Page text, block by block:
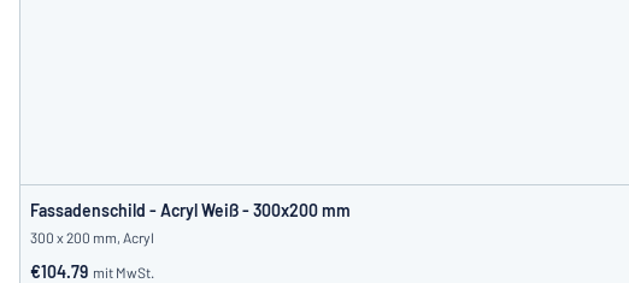
Fassadenschild - Acryl Weiß - 300x200 mm
300 x 200 mm, Acryl
€104.79 mit MwSt.